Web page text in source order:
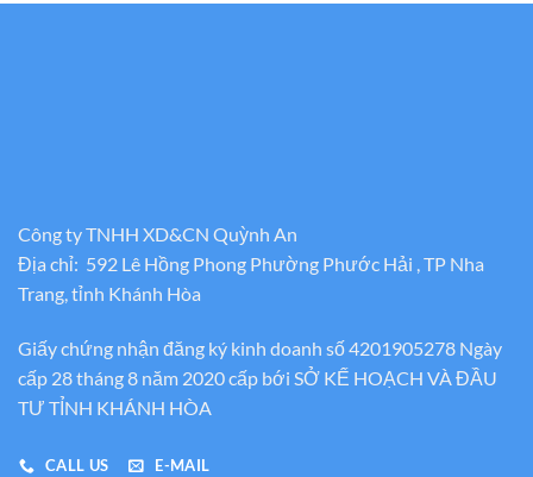
Công ty TNHH XD&CN Quỳnh An
Địa chỉ: 592 Lê Hồng Phong Phường Phước Hải , TP Nha
Trang, tỉnh Khánh Hòa
Giấy chứng nhận đăng ký kinh doanh số 4201905278 Ngày
cấp 28 tháng 8 năm 2020 cấp bới SỞ KẾ HOẠCH VÀ ĐẦU
TƯ TỈNH KHÁNH HÒA
CALL US E-MAIL